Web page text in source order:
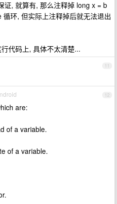
证, 就算有, 那么注释掉 long x = b
环, 但实际上注释掉后就无法退出
代码上, 具体不太清楚...
11
12
are:
of a variable.
of a variable.